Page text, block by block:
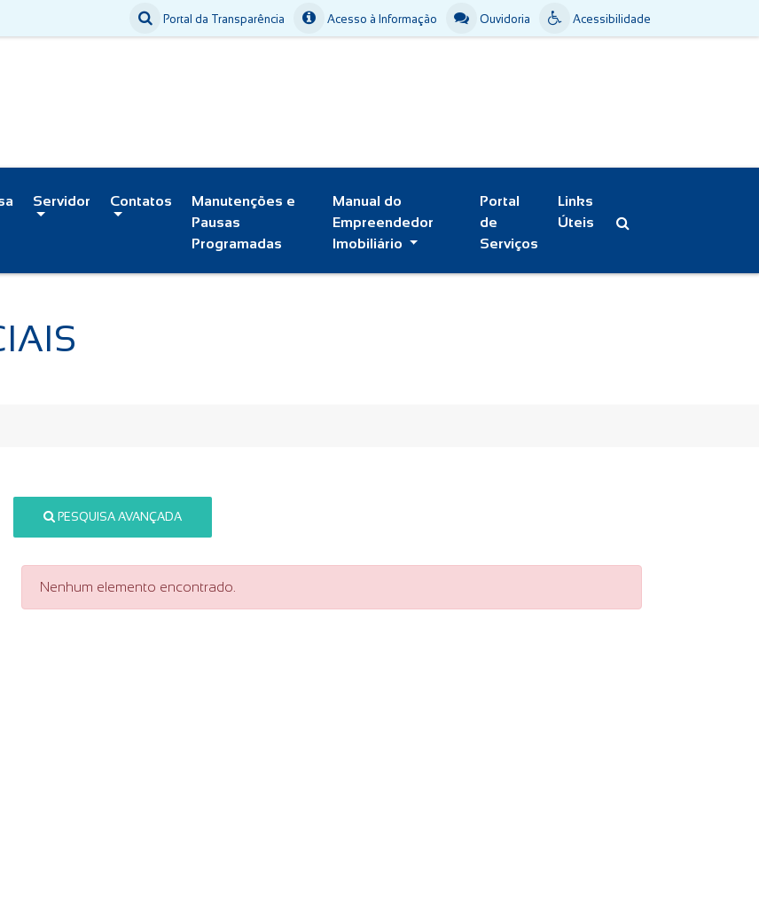
Acessibilidade
Ouvidoria
Acesso à Informação
Portal da Transparência
Servidor Contatos
Manutenções e
Pausas
Programadas
Manual do
Empreendedor
Imobiliário
Portal
de
Serviços
Links
Úteis
PESQUISA AVANÇADA
Nenhum elemento encontrado.